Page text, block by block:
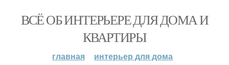
ВСЁ ОБ ИНТЕРЬЕРЕ ДЛЯ ДОМА И
КВАРТИРЫ
главная
интерьер для дома